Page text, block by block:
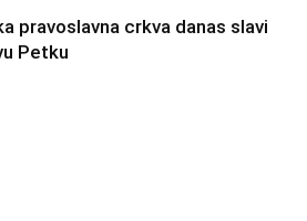
pravoslavna crkva danas slavi
Petku